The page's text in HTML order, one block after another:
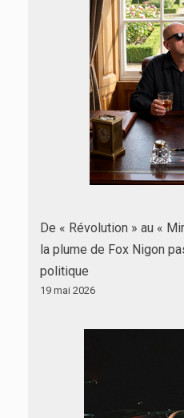
De « Révolution » au «
la plume de Fox Nigon
politique
19 mai 2026